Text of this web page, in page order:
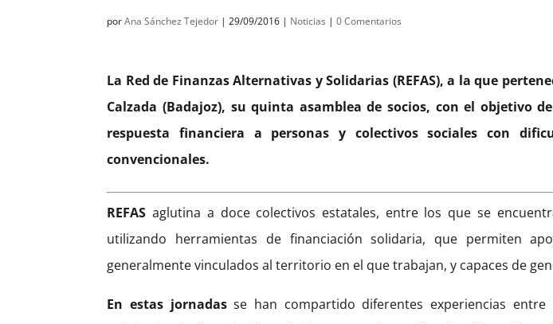
porAna Sánchez Tejedor |29/09/2016 | Noticias |0 Comentarios
La Red de Finanzas Alternativas y Solidarias (REFAS), a la que
Calzada (Badajoz), su quinta asamblea de socios, con el objetivo
respuesta financiera a personas y colectivos sociales con
convencionales.
REFAS aglutina a doce colectivos estatales, entre los que se
utilizando herramientas de financiación solidaria, que permiten
generalmente vinculados al territorio en el que trabajan, y capaces de
En estas jornadasse han compartido diferentes experiencias